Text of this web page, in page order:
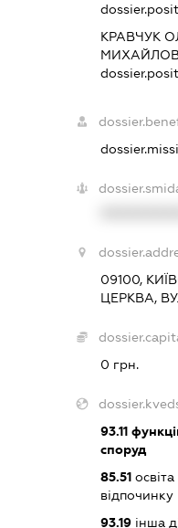
КРАВЧУК
09100,
ЦЕРКВА,
0 грн.
93.11
споруд
85.51освіта
відпочинку
93.19інша